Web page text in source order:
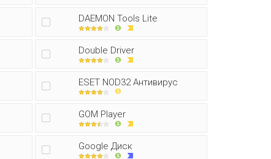
DAEMON Tools Lite
Double Driver
ESET NOD32 Антивирус
GOM Player
Google Диск